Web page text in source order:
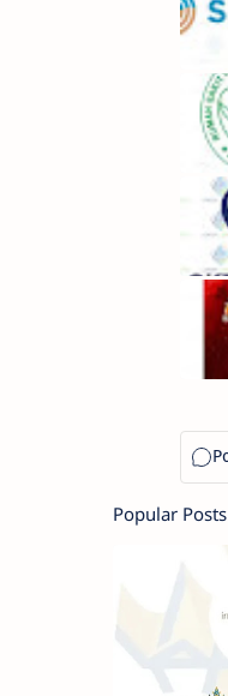
Popular Posts